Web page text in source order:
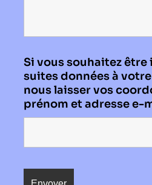
Si vous souhaitez être
suites données à
nous laisser vos
prénom et adresse e-